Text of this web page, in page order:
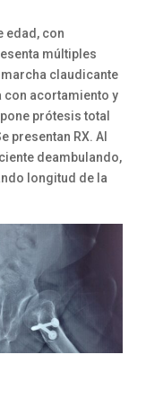
edad, con
múltiples
claudicante
con acortamiento y
prótesis total
presentan RX. Al
deambulando,
longitud de la